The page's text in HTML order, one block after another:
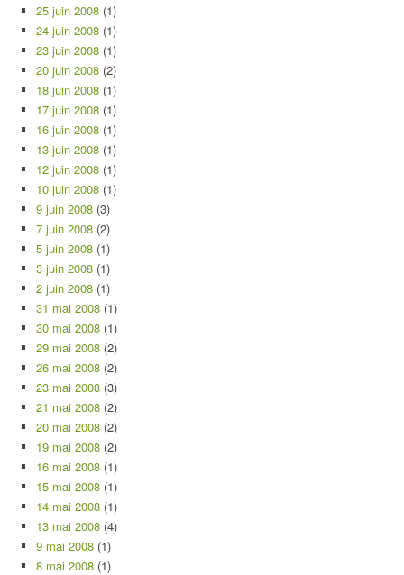
25 juin 2008 (1)
24 juin 2008 (1)
23 juin 2008 (1)
20 juin 2008 (2)
18 juin 2008 (1)
17 juin 2008 (1)
16 juin 2008 (1)
13 juin 2008 (1)
12 juin 2008 (1)
10 juin 2008 (1)
9 juin 2008 (3)
7 juin 2008 (2)
5 juin 2008 (1)
3 juin 2008 (1)
2 juin 2008 (1)
31 mai 2008 (1)
30 mai 2008 (1)
29 mai 2008 (2)
26 mai 2008 (2)
23 mai 2008 (3)
21 mai 2008 (2)
20 mai 2008 (2)
19 mai 2008 (2)
16 mai 2008 (1)
15 mai 2008 (1)
14 mai 2008 (1)
13 mai 2008 (4)
9 mai 2008 (1)
8 mai 2008 (1)